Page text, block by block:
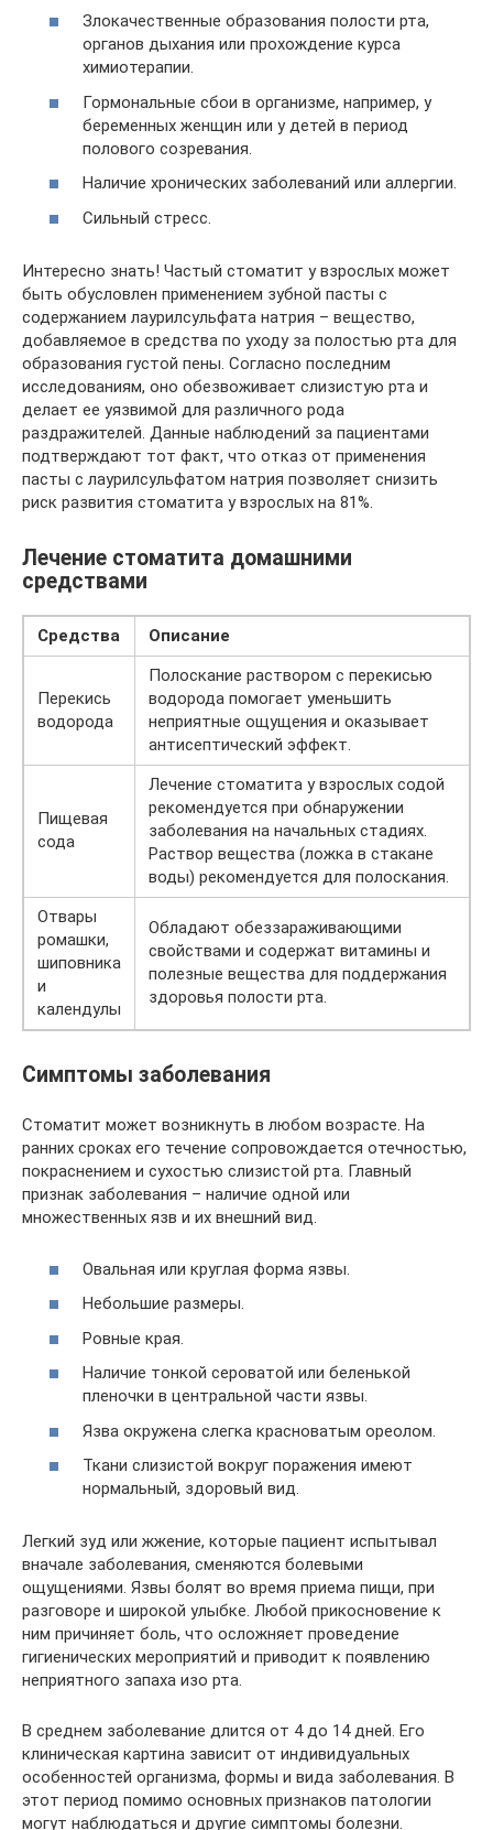
Злокачественные образования полости рта,
органов дыхания или прохождение курса
химиотерапии.
Гормональные сбои в организме, например, у
беременных женщин или у детей в период
полового созревания.
Наличие хронических заболеваний или аллергии.
Сильный стресс.
Интересно знать! Частый стоматит у взрослых может
быть обусловлен применением зубной пасты с
содержанием лаурилсульфата натрия – вещество,
добавляемое в средства по уходу за полостью рта для
образования густой пены. Согласно последним
исследованиям, оно обезвоживает слизистую рта и
делает ее уязвимой для различного рода
раздражителей. Данные наблюдений за пациентами
подтверждают тот факт, что отказ от применения
пасты с лаурилсульфатом натрия позволяет снизить
риск развития стоматита у взрослых на 81%.
Лечение стоматита домашними
средствами
Средства Описание
Перекись
водорода
Полоскание раствором с перекисью
водорода помогает уменьшить
неприятные ощущения и оказывает
антисептический эффект.
Пищевая
сода
Лечение стоматита у взрослых содой
рекомендуется при обнаружении
заболевания на начальных стадиях.
Раствор вещества (ложка в стакане
воды) рекомендуется для полоскания.
Отвары
ромашки,
шиповника
и
календулы
Обладают обеззараживающими
свойствами и содержат витамины и
полезные вещества для поддержания
здоровья полости рта.
Симптомы заболевания
Стоматит может возникнуть в любом возрасте. На
ранних сроках его течение сопровождается отечностью,
покраснением и сухостью слизистой рта. Главный
признак заболевания – наличие одной или
множественных язв и их внешний вид.
Овальная или круглая форма язвы.
Небольшие размеры.
Ровные края.
Наличие тонкой сероватой или беленькой
пленочки в центральной части язвы.
Язва окружена слегка красноватым ореолом.
Ткани слизистой вокруг поражения имеют
нормальный, здоровый вид.
Легкий зуд или жжение, которые пациент испытывал
вначале заболевания, сменяются болевыми
ощущениями. Язвы болят во время приема пищи, при
разговоре и широкой улыбке. Любой прикосновение к
ним причиняет боль, что осложняет проведение
гигиенических мероприятий и приводит к появлению
неприятного запаха изо рта.
В среднем заболевание длится от 4 до 14 дней. Его
клиническая картина зависит от индивидуальных
особенностей организма, формы и вида заболевания. В
этот период помимо основных признаков патологии
могут наблюдаться и другие симптомы болезни.